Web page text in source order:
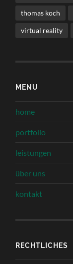
thomas koch
virtual reality
MENU
home
portfolio
leistungen
über uns
kontakt
RECHTLICHES